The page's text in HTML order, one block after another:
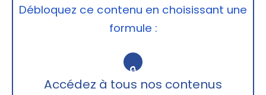
Débloquez ce contenu en choisissant une
formule :
🔒
Accédez à tous nos contenus